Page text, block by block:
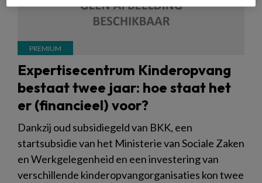
Expertisecentrum Kinderopvang
bestaat twee jaar: hoe staat het
er (financieel) voor?
Dankzij oud subsidiegeld van BKK, een
startsubsidie van het Ministerie van Sociale Zaken
en Werkgelegenheid en een investering van
verschillende kinderopvangorganisaties kon twee